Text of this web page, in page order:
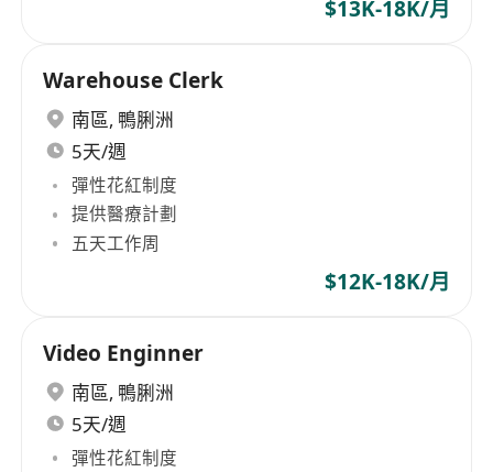
$13K-18K/月
Warehouse Clerk
南區, 鴨脷洲
5天/週
彈性花紅制度
提供醫療計劃
五天工作周
$12K-18K/月
Video Enginner
南區, 鴨脷洲
5天/週
彈性花紅制度